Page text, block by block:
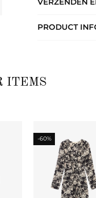
look compleet door
PRODUCT
ITEMS
-60%